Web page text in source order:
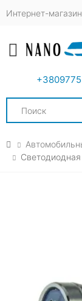
Интернет-
Toggle
Search